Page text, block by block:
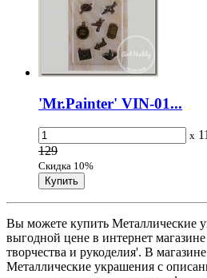
'Mr.Painter' VIN-01...
x
129
Скидка 10%
Вы можете купить Металлические
выгодной цене в интернет
творчества и рукоделия'. В
Металлические украшения с